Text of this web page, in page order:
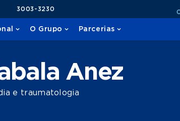
3003-3230
O Grupo Parcerias
Anez
e traumatologia